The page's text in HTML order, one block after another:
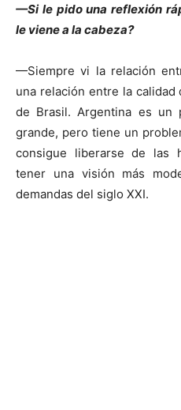
—Si le pido una reflexión
le viene a la cabeza?
—Siempre vi la relación
una relación entre la
de Brasil. Argentina es un
grande, pero tiene un
consigue liberarse de las
tener una visión más
demandas del siglo XXI.